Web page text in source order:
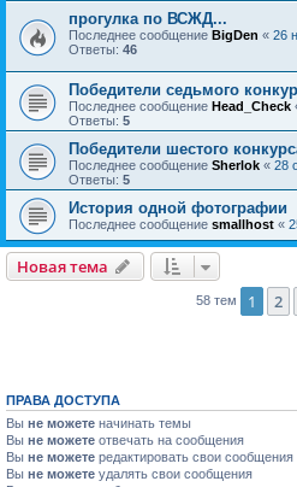
прогулка по ВСЖД...
Последнее сообщение BigDen « 26
Ответы: 46
Победители седьмого
Последнее сообщение Head_Check
Ответы: 5
Победители шестого
Последнее сообщение Sherlok « 28
Ответы: 5
История одной фотографии
Последнее сообщение smallhost «
Новая тема
58 тем 1 2
ПРАВА ДОСТУПА
Вы не можете начинать темы
Вы не можете отвечать на сообщения
Вы не можете редактировать свои сообщения
Вы не можете удалять свои сообщения